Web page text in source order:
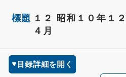
標題 １２ 昭和１０年１
４月
目録詳細を開く